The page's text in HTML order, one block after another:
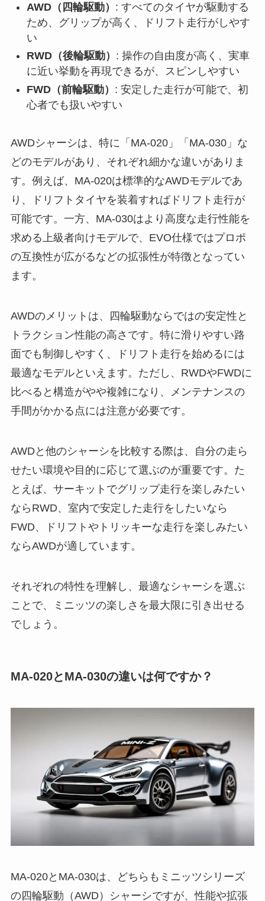
AWD（四輪駆動） : すべてのタイヤが駆動する
ため、グリップが高く、ドリフト走行がしやす
い
RWD（後輪駆動） : 操作の自由度が高く、実車
に近い挙動を再現できるが、スピンしやすい
FWD（前輪駆動） : 安定した走行が可能で、初
心者でも扱いやすい
AWDシャーシは、特に「MA-020」「MA-030」な
どのモデルがあり、それぞれ細かな違いがありま
す。例えば、MA-020は標準的なAWDモデルであ
り、ドリフトタイヤを装着すればドリフト走行が
可能です。一方、MA-030はより高度な走行性能を
求める上級者向けモデルで、EVO仕様ではプロポ
の互換性が広がるなどの拡張性が特徴となってい
ます。
AWDのメリットは、四輪駆動ならではの安定性と
トラクション性能の高さです。特に滑りやすい路
面でも制御しやすく、ドリフト走行を始めるには
最適なモデルといえます。ただし、RWDやFWDに
比べると構造がやや複雑になり、メンテナンスの
手間がかかる点には注意が必要です。
AWDと他のシャーシを比較する際は、自分の走ら
せたい環境や目的に応じて選ぶのが重要です。た
とえば、サーキットでグリップ走行を楽しみたい
ならRWD、室内で安定した走行をしたいなら
FWD、ドリフトやトリッキーな走行を楽しみたい
ならAWDが適しています。
それぞれの特性を理解し、最適なシャーシを選ぶ
ことで、ミニッツの楽しさを最大限に引き出せる
でしょう。
MA-020とMA-030の違いは何ですか？
MA-020とMA-030は、どちらもミニッツシリーズ
の四輪駆動（AWD）シャーシですが、性能や拡張